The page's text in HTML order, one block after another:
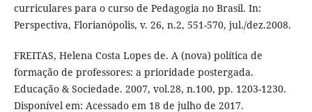
curriculares para o curso de Pedagogia no Brasil. In:
Perspectiva, Florianópolis, v. 26, n.2, 551-570, jul./dez.2008.
FREITAS, Helena Costa Lopes de. A (nova) política de
formação de professores: a prioridade postergada.
Educação & Sociedade. 2007, vol.28, n.100, pp. 1203-1230.
Disponível em: Acessado em 18 de julho de 2017.